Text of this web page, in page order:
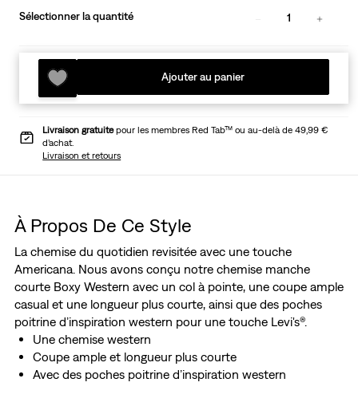
Sélectionner la quantité 1
Ajouter au panier
Livraison gratuitepour les membres Red Tab™ ou au-delà de 49,99 €
d’achat.
Livraison et retours
À Propos De Ce Style
La chemise du quotidien revisitée avec une touche
Americana. Nous avons conçu notre chemise manche
courte Boxy Western avec un col à pointe, une coupe ample
casual et une longueur plus courte, ainsi que des poches
poitrine d’inspiration western pour une touche Levi's®.
Une chemise western
Coupe ample et longueur plus courte
Avec des poches poitrine d’inspiration western